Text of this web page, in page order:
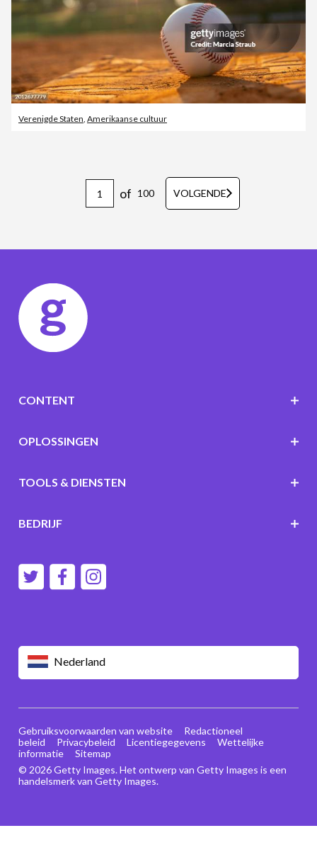
Verenigde Staten, Amerikaanse cultuur
of 100 VOLGENDE
Nederland
CONTENT
OPLOSSINGEN
TOOLS & DIENSTEN
BEDRIJF
© 2026 Getty Images. Het ontwerp van Getty Images is een
handelsmerk van Getty Images.
Gebruiksvoorwaarden van website
Redactioneel
beleid
Privacybeleid Licentiegegevens
Wettelijke
informatie
Sitemap